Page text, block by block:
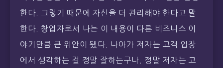
한다. 그렇기 때문에 자신을 더 관리해야 한다고 말
한다. 창업자로서 나는 이 내용이 다른 비즈니스 이
야기만큼 큰 위안이 됐다. 나아가 저자는 고객 입장
에서 생각하는 걸 정말 잘하는구나. 정말 저자는 고